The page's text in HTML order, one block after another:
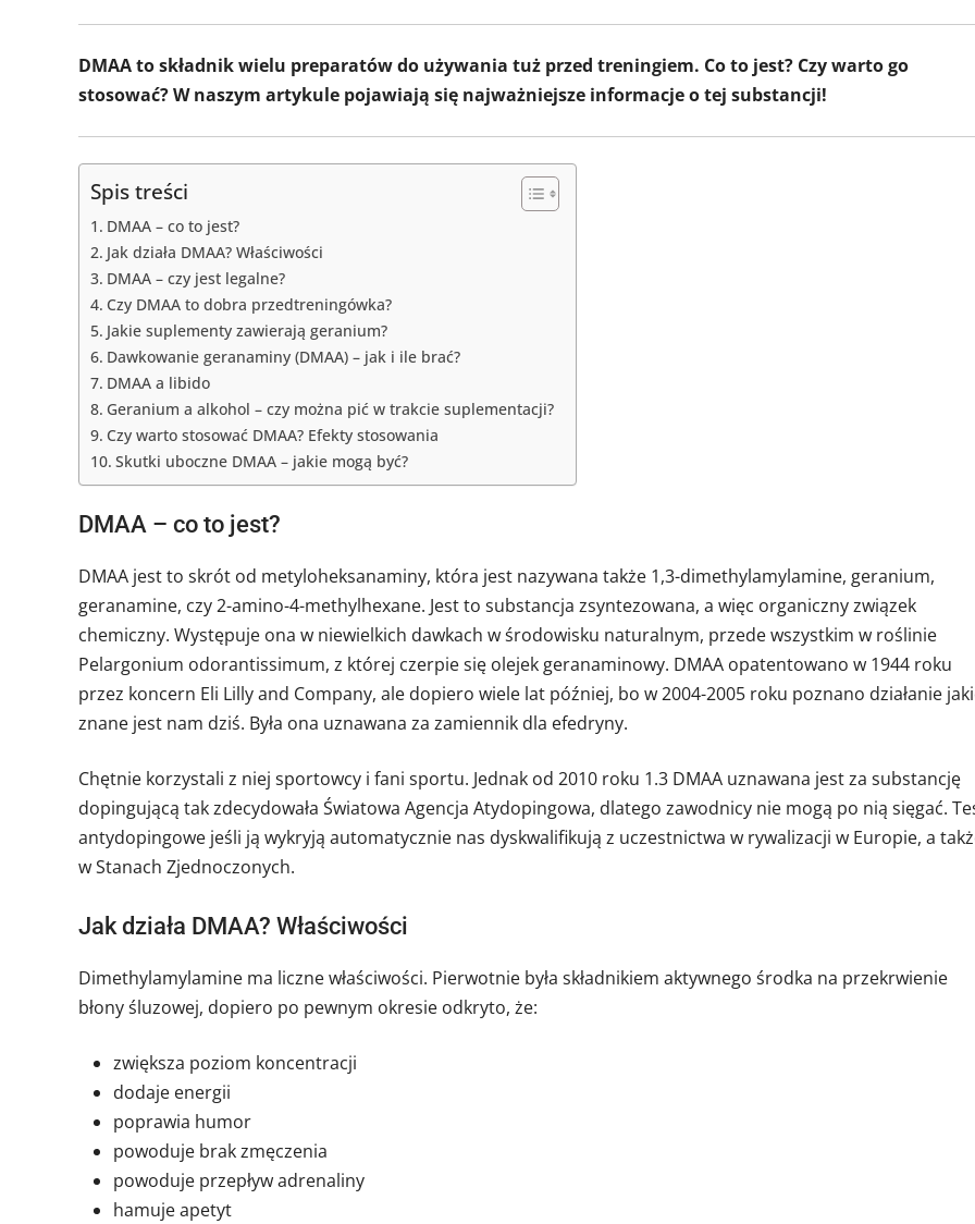
DMAA to składnik wielu preparatów do używania tuż przed treningiem. Co to jest? Czy warto go
stosować? W naszym artykule pojawiają się najważniejsze informacje o tej substancji!
Spis treści
DMAA – co to jest?
Jak działa DMAA? Właściwości
DMAA – czy jest legalne?
Czy DMAA to dobra przedtreningówka?
Jakie suplementy zawierają geranium?
Dawkowanie geranaminy (DMAA) – jak i ile brać?
DMAA a libido
Geranium a alkohol – czy można pić w trakcie suplementacji?
Czy warto stosować DMAA? Efekty stosowania
Skutki uboczne DMAA – jakie mogą być?
DMAA – co to jest?
DMAA jest to skrót od metyloheksanaminy, która jest nazywana także 1,3-dimethylamylamine, geranium,
geranamine, czy 2-amino-4-methylhexane. Jest to substancja zsyntezowana, a więc organiczny związek
chemiczny. Występuje ona w niewielkich dawkach w środowisku naturalnym, przede wszystkim w roślinie
Pelargonium odorantissimum, z której czerpie się olejek geranaminowy. DMAA opatentowano w 1944 roku
przez koncern Eli Lilly and Company, ale dopiero wiele lat później, bo w 2004-2005 roku poznano działanie
znane jest nam dziś. Była ona uznawana za zamiennik dla efedryny.
Chętnie korzystali z niej sportowcy i fani sportu. Jednak od 2010 roku 1.3 DMAA uznawana jest za substancję
dopingującą tak zdecydowała Światowa Agencja Atydopingowa, dlatego zawodnicy nie mogą po nią sięgać.
antydopingowe jeśli ją wykryją automatycznie nas dyskwalifikują z uczestnictwa w rywalizacji w Europie, a
w Stanach Zjednoczonych.
Jak działa DMAA? Właściwości
Dimethylamylamine ma liczne właściwości. Pierwotnie była składnikiem aktywnego środka na przekrwienie
błony śluzowej, dopiero po pewnym okresie odkryto, że:
zwiększa poziom koncentracji
dodaje energii
poprawia humor
powoduje brak zmęczenia
powoduje przepływ adrenaliny
hamuje apetyt